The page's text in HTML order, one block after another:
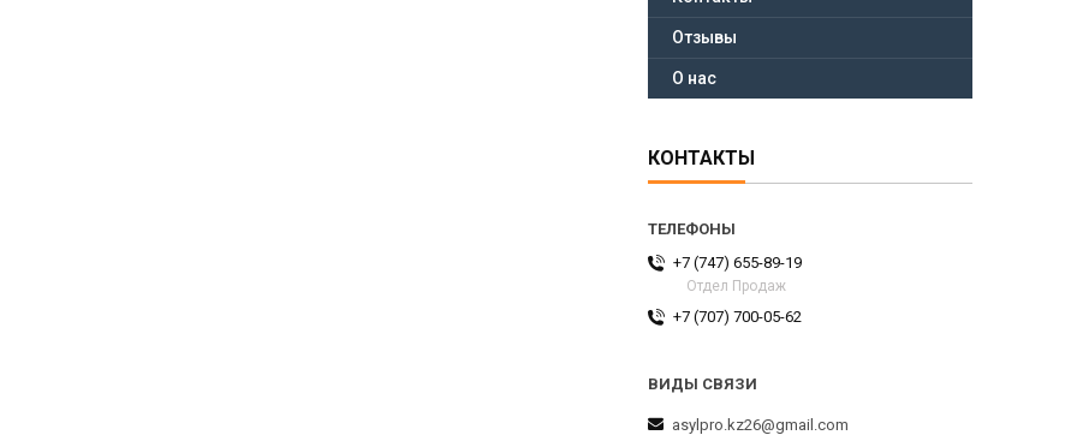
Отзывы
О нас
КОНТАКТЫ
+7 (747) 655-89-19
Отдел Продаж
+7 (707) 700-05-62
asylpro.kz26@gmail.com